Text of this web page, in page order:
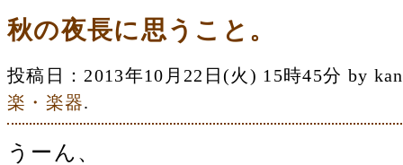
秋の夜長に思うこと。
投稿日：2013年10月22日(火) 15時45分 by
楽・楽器.
うーん、